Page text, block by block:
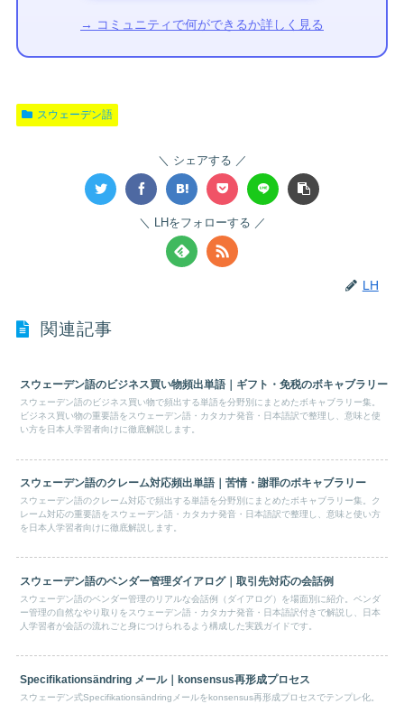
→ コミュニティで何ができるか詳しく見る
スウェーデン語
シェアする
LHをフォローする
LH
関連記事
スウェーデン語のビジネス買い物頻出単語｜ギフト・免税のボキャブラリー
スウェーデン語のビジネス買い物で頻出する単語を分野別にまとめたボキャブラリー集。
ビジネス買い物の重要語をスウェーデン語・カタカナ発音・日本語訳で整理し、意味と使
い方を日本人学習者向けに徹底解説します。
スウェーデン語のクレーム対応頻出単語｜苦情・謝罪のボキャブラリー
スウェーデン語のクレーム対応で頻出する単語を分野別にまとめたボキャブラリー集。ク
レーム対応の重要語をスウェーデン語・カタカナ発音・日本語訳で整理し、意味と使い方
を日本人学習者向けに徹底解説します。
スウェーデン語のベンダー管理ダイアログ｜取引先対応の会話例
スウェーデン語のベンダー管理のリアルな会話例（ダイアログ）を場面別に紹介。ベンダ
ー管理の自然なやり取りをスウェーデン語・カタカナ発音・日本語訳付きで解説し、日本
人学習者が会話の流れごと身につけられるよう構成した実践ガイドです。
Specifikationsändring メール｜konsensus再形成プロセス
スウェーデン式Specifikationsändringメールをkonsensus再形成プロセスでテンプレ化。